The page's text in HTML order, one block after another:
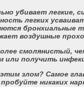
убивает легкие,
легких
бронхиальные
воздушные
смолянистый,
или получить
злом? Самое
никаких